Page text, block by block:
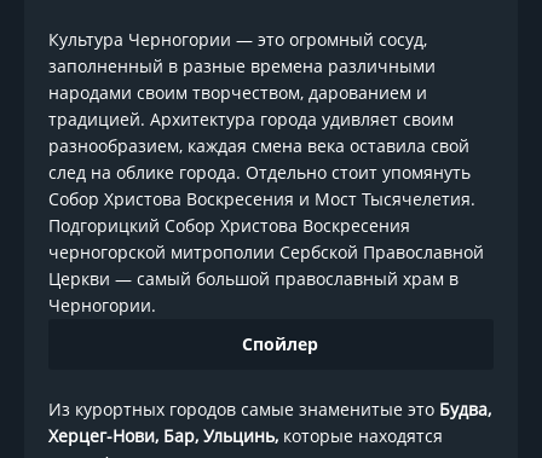
Культура Черногории — это огромный сосуд,
заполненный в разные времена различными
народами своим творчеством, дарованием и
традицией. Архитектура города удивляет своим
разнообразием, каждая смена века оставила свой
след на облике города. Отдельно стоит упомянуть
Собор Христова Воскресения и Мост Тысячелетия.
Подгорицкий Собор Христова Воскресения
черногорской митрополии Сербской Православной
Церкви — самый большой православный храм в
Черногории.
Спойлер
Из курортных городов самые знаменитые это Будва,
Херцег-Нови, Бар, Ульцинь, которые находятся